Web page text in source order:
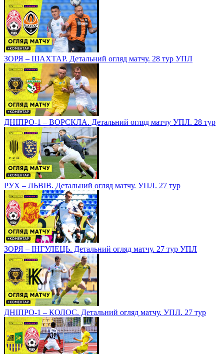
ЗОРЯ – ШАХТАР. Детальний огляд матчу. 28 тур УПЛ
ДНІПРО-1 – ВОРСКЛА. Детальний огляд матчу УПЛ. 28 тур
РУХ – ЛЬВІВ. Детальний огляд матчу. УПЛ. 27 тур
ЗОРЯ – ІНГУЛЕЦЬ. Детальний огляд матчу. 27 тур УПЛ
ДНІПРО-1 – КОЛОС. Детальний огляд матчу. УПЛ. 27 тур